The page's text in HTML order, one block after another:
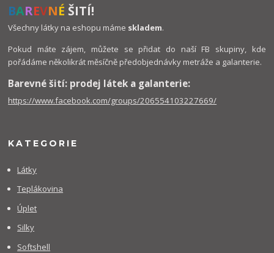
BAREVNÉ ŠITÍ!
Všechny látky na eshopu máme skladem.
Pokud máte zájem, můžete se přidat do naší FB skupiny, kde
pořádáme několikrát měsíčně předobjednávky metráže a galanterie.
Barevné šití: prodej látek a galanterie:
https://www.facebook.com/groups/206554103227669/
KATEGORIE
Látky
Teplákovina
Úplet
Silky
Softshell